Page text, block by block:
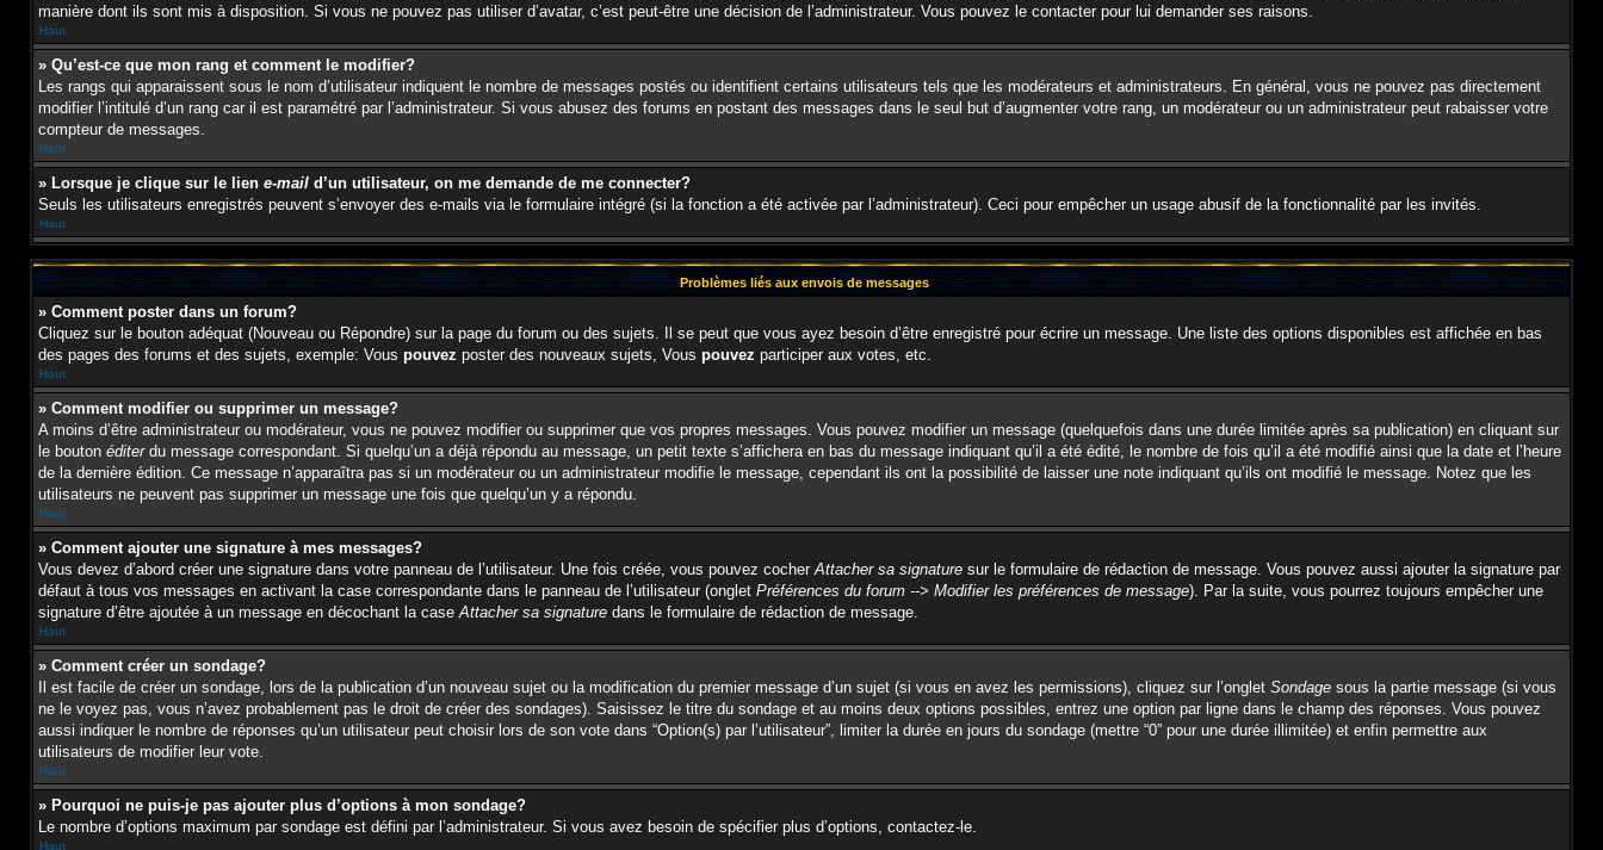
manière dont ils sont mis à disposition. Si vous ne pouvez pas utiliser d’avatar, c’est peut-être une décision de l’administrateur. Vous pouvez le contacter pour lui demander ses raisons.
Haut
» Qu’est-ce que mon rang et comment le modifier?
Les rangs qui apparaissent sous le nom d’utilisateur indiquent le nombre de messages postés ou identifient certains utilisateurs tels que les modérateurs et administrateurs. En général, vous ne pouvez pas directement
modifier l’intitulé d’un rang car il est paramétré par l’administrateur. Si vous abusez des forums en postant des messages dans le seul but d’augmenter votre rang, un modérateur ou un administrateur peut rabaisser votre
compteur de messages.
Haut
» Lorsque je clique sur le lien e-mail d’un utilisateur, on me demande de me connecter?
Seuls les utilisateurs enregistrés peuvent s’envoyer des e-mails via le formulaire intégré (si la fonction a été activée par l’administrateur). Ceci pour empêcher un usage abusif de la fonctionnalité par les invités.
Haut
Problèmes liés aux envois de messages
» Comment poster dans un forum?
Cliquez sur le bouton adéquat (Nouveau ou Répondre) sur la page du forum ou des sujets. Il se peut que vous ayez besoin d’être enregistré pour écrire un message. Une liste des options disponibles est affichée en bas
des pages des forums et des sujets, exemple: Vous pouvez poster des nouveaux sujets, Vous pouvez participer aux votes, etc.
Haut
» Comment modifier ou supprimer un message?
A moins d’être administrateur ou modérateur, vous ne pouvez modifier ou supprimer que vos propres messages. Vous pouvez modifier un message (quelquefois dans une durée limitée après sa publication) en cliquant sur
le bouton éditerdu message correspondant. Si quelqu’un a déjà répondu au message, un petit texte s’affichera en bas du message indiquant qu’il a été édité, le nombre de fois qu’il a été modifié ainsi que la date et l’heure
de la dernière édition. Ce message n’apparaîtra pas si un modérateur ou un administrateur modifie le message, cependant ils ont la possibilité de laisser une note indiquant qu’ils ont modifié le message. Notez que les
utilisateurs ne peuvent pas supprimer un message une fois que quelqu’un y a répondu.
Haut
» Comment ajouter une signature à mes messages?
Vous devez d’abord créer une signature dans votre panneau de l’utilisateur. Une fois créée, vous pouvez cocherAttacher sa signature sur le formulaire de rédaction de message. Vous pouvez aussi ajouter la signature par
défaut à tous vos messages en activant la case correspondante dans le panneau de l’utilisateur (onglet Préférences du forum --> Modifier les préférences de message). Par la suite, vous pourrez toujours empêcher une
signature d’être ajoutée à un message en décochant la caseAttacher sa signature dans le formulaire de rédaction de message.
Haut
» Comment créer un sondage?
Il est facile de créer un sondage, lors de la publication d’un nouveau sujet ou la modification du premier message d’un sujet (si vous en avez les permissions), cliquez sur l’onglet Sondage sous la partie message (si vous
ne le voyez pas, vous n’avez probablement pas le droit de créer des sondages). Saisissez le titre du sondage et au moins deux options possibles, entrez une option par ligne dans le champ des réponses. Vous pouvez
aussi indiquer le nombre de réponses qu’un utilisateur peut choisir lors de son vote dans “Option(s) par l’utilisateur”, limiter la durée en jours du sondage (mettre “0” pour une durée illimitée) et enfin permettre aux
utilisateurs de modifier leur vote.
Haut
» Pourquoi ne puis-je pas ajouter plus d’options à mon sondage?
Le nombre d’options maximum par sondage est défini par l’administrateur. Si vous avez besoin de spécifier plus d’options, contactez-le.
Haut